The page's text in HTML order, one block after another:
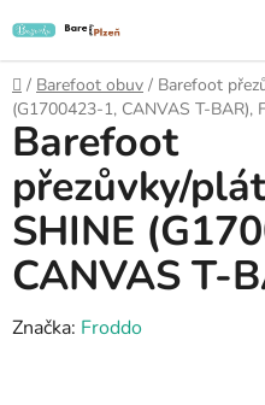
na
obsah
Domů
/ Barefoot obuv / Barefoot
(G1700423-1, CANVAS T-BAR),
Barefoot
přezůvky/
SHINE
CANVAS T-
Značka: Froddo